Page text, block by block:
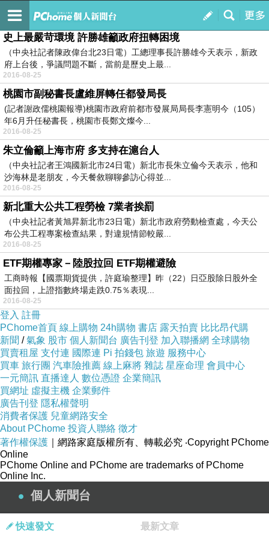
我的
訂閱
王明珠的部落格
史上最嚴苛環境 許勝雄籲政府扭轉困境
（中央社記者陳政偉台北23日電）工總理事長許勝雄今天表示，新政
府上台後，爭議問題不斷，當前是歷史上最...
2016-08-25
桃園市副秘書長盧維屏轉任都發局長
(記者謝政儒桃園報導)桃園市政府前都市發展局局長李憲明今（105）
年6月升任秘書長，桃園市長鄭文燦今...
2016-08-25
朱立倫籲上海市府 多支持在滬台人
（中央社記者王鴻國新北市24日電）新北市長朱立倫今天表示，他和
沙海林是老朋友，今天餐敘聊聊參訪心得並...
2016-08-25
新北重大公共工程勞檢 7業者挨罰
（中央社記者黃旭昇新北市23日電）新北市政府勞動檢查處，今天公
布公共工程專案檢查結果，對違規情節較嚴...
2016-08-25
ETF期權專家－陸股拉回 ETF期權避險
工商時報【國票期貨提供，許庭瑜整理】昨（22）日亞股除日股外全
面拉回，上證指數終場走跌0.75％表現...
2016-08-25
登入 註冊
PChome首頁 線上購物 24h購物 書店 露天拍賣 比比昂代購
新聞 /氣象 股市 個人新聞台 廣告刊登 加入聯播網 全球購物
買賣租屋 支付連 國際連 Pi 拍錢包 旅遊 服務中心
買車 旅行團 汽車險推薦 線上麻將 雜誌 星座命理 會員中心
一元簡訊 直播達人 數位憑證 企業簡訊
買網址 虛擬主機 企業郵件
廣告刊登 隱私權聲明
消費者保護 兒童網路安全
About PChome 投資人聯絡 徵才
著作權保護 ｜網路家庭版權所有、轉載必究 ‧Copyright PChome
Online
PChome Online and PChome are trademarks of PChome
Online Inc.
個人新聞台
快速發文 最新文章